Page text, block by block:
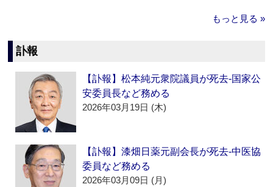
もっと見る »
訃報
【訃報】松本純元衆院議員が死去‐国家公
安委員長など務める
2026年03月19日 (木)
【訃報】漆畑日薬元副会長が死去‐中医協
委員など務める
2026年03月09日 (月)